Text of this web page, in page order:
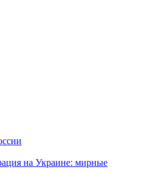
на Украине: мирные